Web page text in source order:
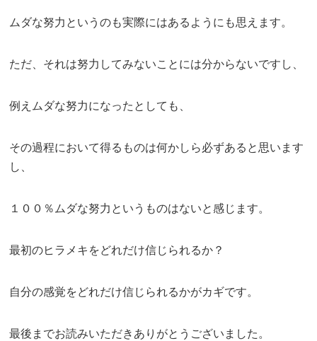
ムダな努力というのも実際にはあるようにも思えます。
ただ、それは努力してみないことには分からないですし、
例えムダな努力になったとしても、
その過程において得るものは何かしら必ずあると思います
し、
１００％ムダな努力というものはないと感じます。
最初のヒラメキをどれだけ信じられるか？
自分の感覚をどれだけ信じられるかがカギです。
最後までお読みいただきありがとうございました。